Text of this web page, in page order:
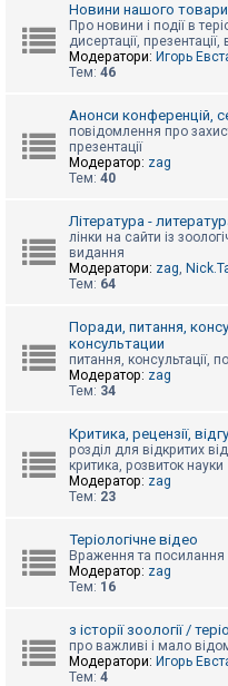
т
П
м
о
г
Новини нашого
Про новини і події в
дисертації,
Модератори: Игорь
Тем: 46
Анонси конференцій,
повідомлення про
презентації
Модератор: zag
Тем: 40
Література -
лінки на сайти із
видання
Модератори: zag,
Тем: 64
Поради, питання,
консультации
питання, консультації,
Модератор: zag
Тем: 34
Критика, рецензії,
розділ для відкритих
критика, розвиток науки
Модератор: zag
Тем: 23
Теріологічне відео
Враження та посилання
Модератор: zag
Тем: 16
з історії зоології /
про важливі і мало
Модератори: Игорь
Тем: 4